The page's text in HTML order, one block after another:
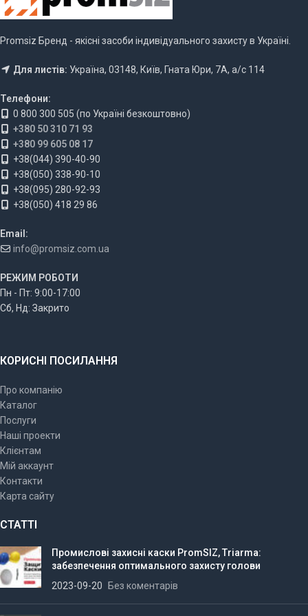
Promsiz Бренд - якісні засоби індивідуального захисту в Україні.
Для листів: Україна, 03148, Київ, Гната Юри, 7А, а/с 114
Телефони:
0 800 300 505 (по Україні безкоштовно)
+380 50 310 71 93
+380 99 605 08 17
+38(044) 390-40-90
+38(050) 338-90-10
+38(095) 280-92-93
+38(050) 418 29 86
Email:
info@promsiz.com.ua
РЕЖИМ РОБОТИ
Пн - Пт: 9:00-17:00
Сб, Нд: Закрито
КОРИСНІ ПОСИЛАННЯ
Про компанію
Каталог
Послуги
Наші проекти
Клієнтам
Мій аккаунт
Контакти
Карта сайту
СТАТТІ
Промислові захисні каски PromSIZ, Triarma:
забезпечення оптимального захисту голови
2023-09-20
Без коментарів